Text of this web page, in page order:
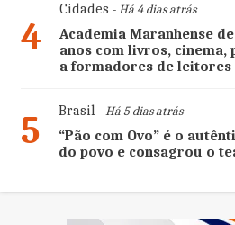
4
Cidades - Há 4 dias atrás
Academia Maranhense
anos com livros, cinema,
a formadores de leitores
5 Brasil- Há 5 dias atrás
“Pão com Ovo” é o
do povo e consagrou o